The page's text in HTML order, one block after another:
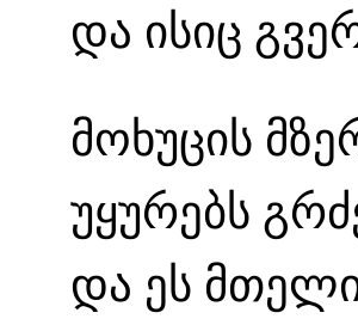
და ისიც
მოხუცის
უყურებს
და ეს